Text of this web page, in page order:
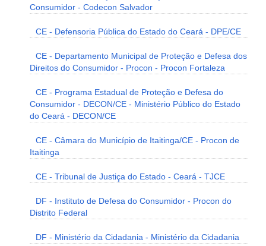
Consumidor - Codecon Salvador
CE - Defensoria Pública do Estado do Ceará - DPE/CE
CE - Departamento Municipal de Proteção e Defesa dos
Direitos do Consumidor - Procon - Procon Fortaleza
CE - Programa Estadual de Proteção e Defesa do
Consumidor - DECON/CE - Ministério Público do Estado
do Ceará - DECON/CE
CE - Câmara do Município de Itaitinga/CE - Procon de
Itaitinga
CE - Tribunal de Justiça do Estado - Ceará - TJCE
DF - Instituto de Defesa do Consumidor - Procon do
Distrito Federal
DF - Ministério da Cidadania - Ministério da Cidadania